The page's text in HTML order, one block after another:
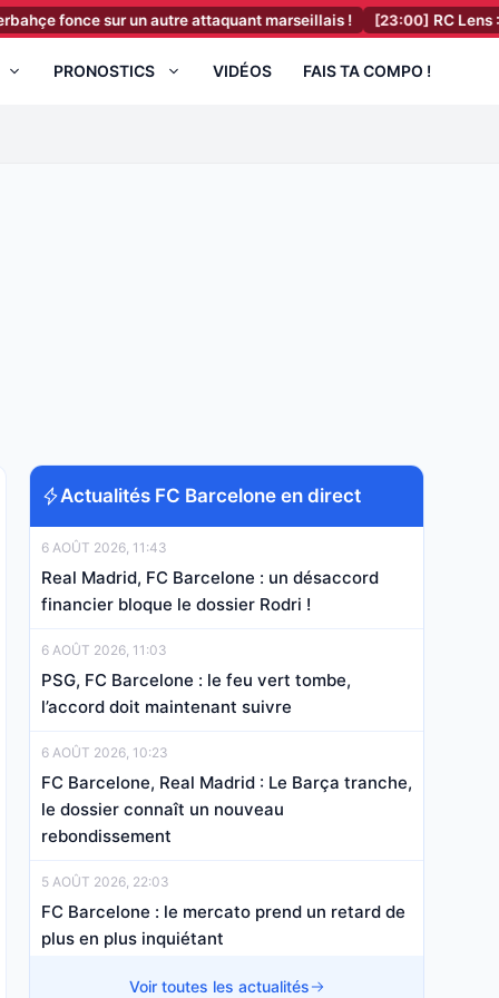
sur un autre attaquant marseillais ! [23:00] RC Lens :
PRONOSTICS VIDÉOS FAIS TA COMPO !
Actualités FC Barcelone en direct
6 AOÛT 2026, 11:43
Real Madrid, FC Barcelone : un désaccord
financier bloque le dossier Rodri !
6 AOÛT 2026, 11:03
PSG, FC Barcelone : le feu vert tombe,
l’accord doit maintenant suivre
6 AOÛT 2026, 10:23
FC Barcelone, Real Madrid : Le Barça tranche,
le dossier connaît un nouveau
rebondissement
5 AOÛT 2026, 22:03
FC Barcelone : le mercato prend un retard de
plus en plus inquiétant
5 AOÛT 2026, 13:00Voir toutes les actualités